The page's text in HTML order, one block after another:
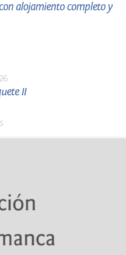
alojamiento completo y
II